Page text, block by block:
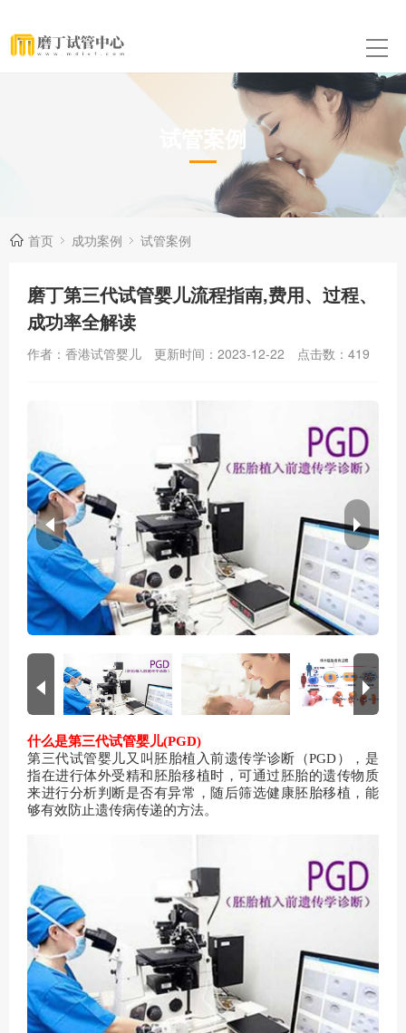
试管案例
首页 成功案例 试管案例
磨丁第三代试管婴儿流程指南,费用、过程、
成功率全解读
作者：香港试管婴儿 更新时间：2023-12-22 点击数： 419
什么是第三代试管婴儿(PGD)
第三代试管婴儿又叫胚胎植入前遗传学诊断（PGD），是
指在进行体外受精和胚胎移植时，可通过胚胎的遗传物质
来进行分析判断是否有异常，随后筛选健康胚胎移植，能
够有效防止遗传病传递的方法。